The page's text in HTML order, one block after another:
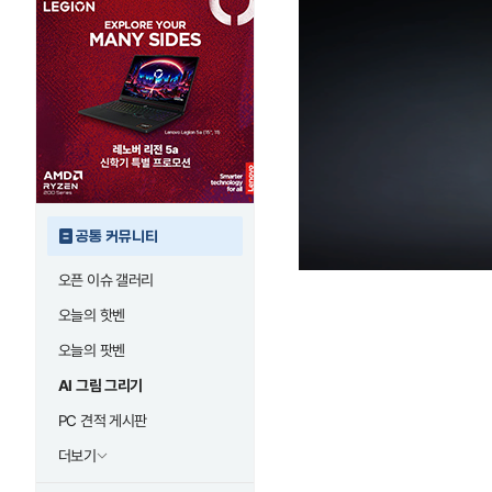
공통 커뮤니티
오픈 이슈 갤러리
오늘의 핫벤
오늘의 팟벤
AI 그림 그리기
PC 견적 게시판
더보기